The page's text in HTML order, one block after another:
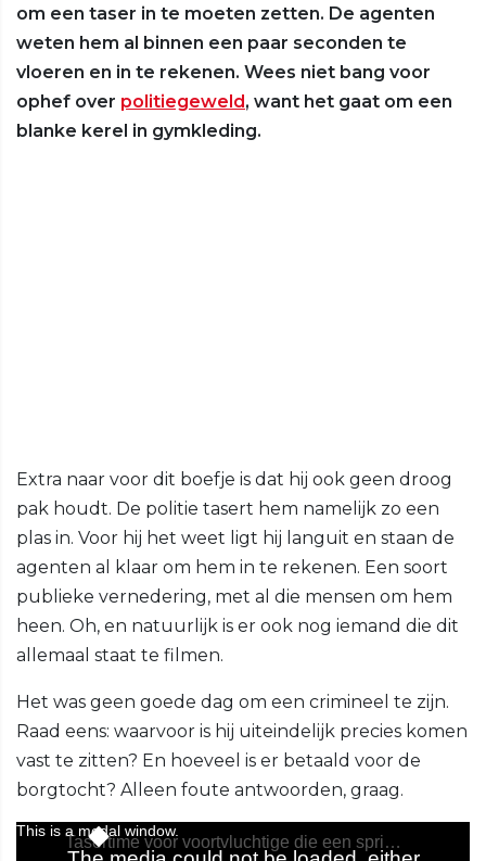
om een taser in te moeten zetten. De agenten
weten hem al binnen een paar seconden te
vloeren en in te rekenen. Wees niet bang voor
ophef over politiegeweld, want het gaat om een
blanke kerel in gymkleding.
Extra naar voor dit boefje is dat hij ook geen droog
pak houdt. De politie tasert hem namelijk zo een
plas in. Voor hij het weet ligt hij languit en staan de
agenten al klaar om hem in te rekenen. Een soort
publieke vernedering, met al die mensen om hem
heen. Oh, en natuurlijk is er ook nog iemand die dit
allemaal staat te filmen.
Het was geen goede dag om een crimineel te zijn.
Raad eens: waarvoor is hij uiteindelijk precies komen
vast te zitten? En hoeveel is er betaald voor de
borgtocht? Alleen foute antwoorden, graag.